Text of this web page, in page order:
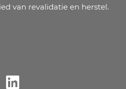
van revalidatie en herstel.